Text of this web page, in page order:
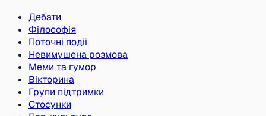
Дебати
Філософія
Поточні події
Невимушена розмова
Меми та гумор
Вікторина
Групи підтримки
Стосунки